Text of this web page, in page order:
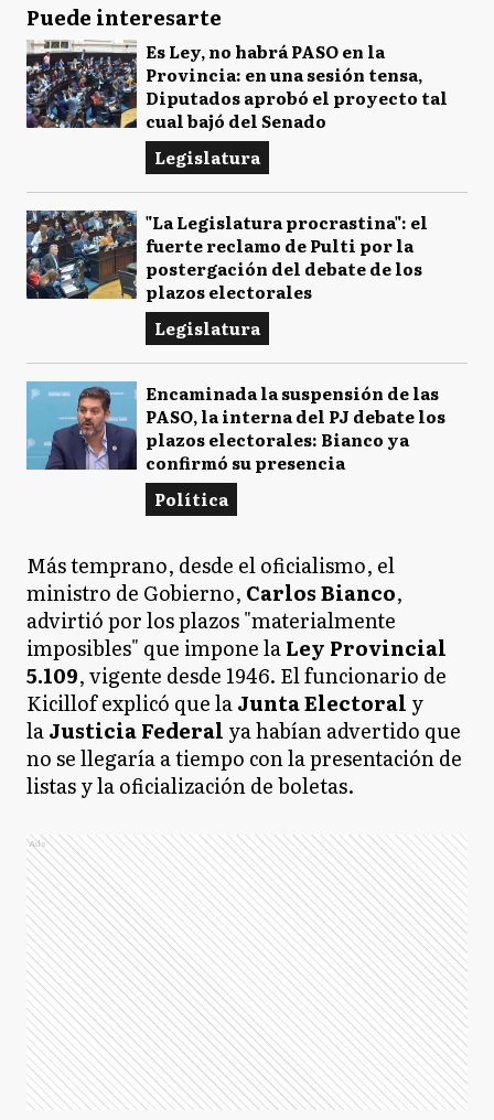
Puede interesarte
Es Ley, no habrá PASO en la
Provincia: en una sesión tensa,
Diputados aprobó el proyecto tal
cual bajó del Senado
Legislatura
"La Legislatura procrastina": el
fuerte reclamo de Pulti por la
postergación del debate de los
plazos electorales
Legislatura
Encaminada la suspensión de las
PASO, la interna del PJ debate los
plazos electorales: Bianco ya
confirmó su presencia
Política
Más temprano, desde el oficialismo, el
ministro de Gobierno, Carlos Bianco,
advirtió por los plazos "materialmente
imposibles" que impone laLey Provincial
5.109, vigente desde 1946. El funcionario de
Kicillof explicó que laJunta Electoral y
laJusticia Federal ya habían advertido que
no se llegaría a tiempo con la presentación de
listas y la oficialización de boletas.
Ads